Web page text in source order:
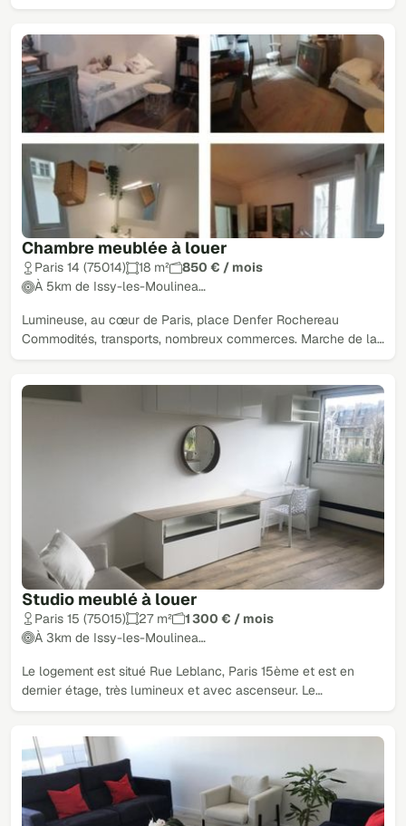
Chambre meublée à louer
Paris 14 (75014) 18 m²
850 € / mois
À 5km de Issy-les-Moulinea…
Lumineuse, au cœur de Paris, place Denfer Rochereau
Commodités, transports, nombreux commerces. Marche de la…
Studio meublé à louer
Paris 15 (75015) 27 m²
1 300 € / mois
À 3km de Issy-les-Moulinea…
Le logement est situé Rue Leblanc, Paris 15ème et est en
dernier étage, très lumineux et avec ascenseur. Le…